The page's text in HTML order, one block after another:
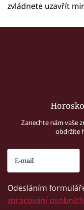
zvládnete uzavřít
Zanechte nám vaše
obdržíte
Odesláním
zpracování